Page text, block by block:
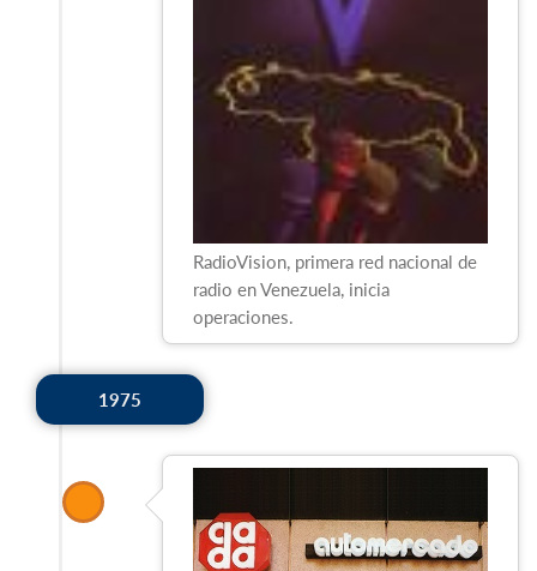
RadioVision, primera red nacional de
radio en Venezuela, inicia
operaciones.
1975